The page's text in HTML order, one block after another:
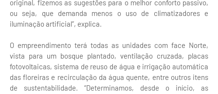
original, fizemos as sugestões para o melhor conforto passivo,
ou seja, que demanda menos o uso de climatizadores e
iluminação artificial”, explica.
O empreendimento terá todas as unidades com face Norte,
vista para um bosque plantado, ventilação cruzada, placas
fotovoltaicas, sistema de reuso de água e irrigação automática
das floreiras e recirculação da água quente, entre outros itens
de sustentabilidade. “Determinamos, desde o início, as